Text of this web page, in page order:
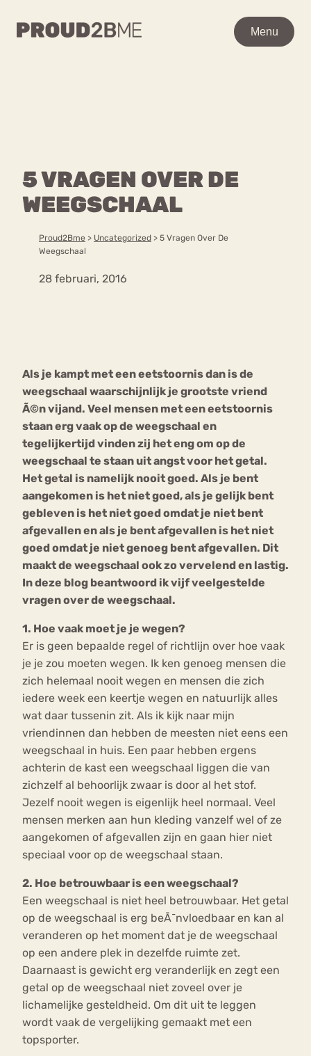
naar
Menu
5 VRAGEN OVER DE
WEEGSCHAAL
Proud2Bme > Uncategorized > 5 Vragen Over De
Weegschaal
28 februari, 2016
Als je kampt met een eetstoornis dan is de
weegschaal waarschijnlijk je grootste vriend
Ã©n vijand. Veel mensen met een eetstoornis
staan erg vaak op de weegschaal en
tegelijkertijd vinden zij het eng om op de
weegschaal te staan uit angst voor het getal.
Het getal is namelijk nooit goed. Als je bent
aangekomen is het niet goed, als je gelijk bent
gebleven is het niet goed omdat je niet bent
afgevallen en als je bent afgevallen is het niet
goed omdat je niet genoeg bent afgevallen. Dit
maakt de weegschaal ook zo vervelend en lastig.
In deze blog beantwoord ik vijf veelgestelde
vragen over de weegschaal.
1. Hoe vaak moet je je wegen?
Er is geen bepaalde regel of richtlijn over hoe vaak
je je zou moeten wegen. Ik ken genoeg mensen die
zich helemaal nooit wegen en mensen die zich
iedere week een keertje wegen en natuurlijk alles
wat daar tussenin zit. Als ik kijk naar mijn
vriendinnen dan hebben de meesten niet eens een
weegschaal in huis. Een paar hebben ergens
achterin de kast een weegschaal liggen die van
zichzelf al behoorlijk zwaar is door al het stof.
Jezelf nooit wegen is eigenlijk heel normaal. Veel
mensen merken aan hun kleding vanzelf wel of ze
aangekomen of afgevallen zijn en gaan hier niet
speciaal voor op de weegschaal staan.
2. Hoe betrouwbaar is een weegschaal?
Een weegschaal is niet heel betrouwbaar. Het getal
op de weegschaal is erg beÃ¯nvloedbaar en kan al
veranderen op het moment dat je de weegschaal
op een andere plek in dezelfde ruimte zet.
Daarnaast is gewicht erg veranderlijk en zegt een
getal op de weegschaal niet zoveel over je
lichamelijke gesteldheid. Om dit uit te leggen
wordt vaak de vergelijking gemaakt met een
topsporter.
Menu
Content
Over ons
Forum
WAAR BEN JE NAAR OP
Over proud2bme
Contact
Vacatures
Privacyverklaring
mia
Nerv
osa
Eetstoornis Anorexia Nervosa
Eetbuien Piekeren Sport
Orthorexia
Afvallen Angst